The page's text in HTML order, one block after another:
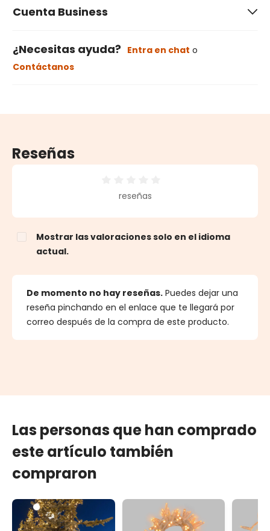
Cuenta Business
¿Necesitas ayuda? Entra en chat o
Contáctanos
Reseñas
Calificación promedio de 0 de 5 estrellas
reseñas
Mostrar las valoraciones solo en el idioma
actual.
De momento no hay reseñas. Puedes dejar una
reseña pinchando en el enlace que te llegará por
correo después de la compra de este producto.
Las personas que han comprado
este artículo también
compraron